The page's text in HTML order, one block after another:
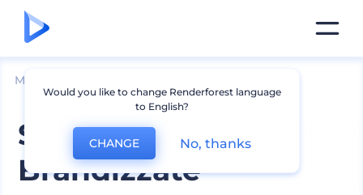
Mockup
Set Mockup Calze
Brandizzate
Would you like to change Renderforest language
to English?
CHANGE No, thanks